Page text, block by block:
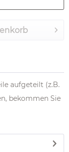
aufgeteilt (z.B.
bekommen Sie